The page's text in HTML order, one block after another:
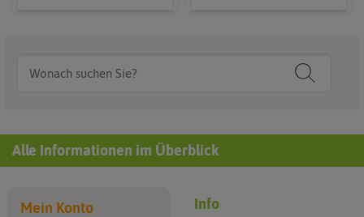
Alle Informationen im Überblick
Mein Konto Info